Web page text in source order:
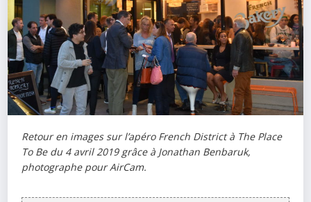
Retour en images sur l’apéro French District à The Place
To Be du 4 avril 2019 grâce à Jonathan Benbaruk,
photographe pour AirCam.